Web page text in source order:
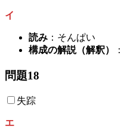
イ
読み ：そんぱい
構成の解説（解釈）
問題18
失踪
エ